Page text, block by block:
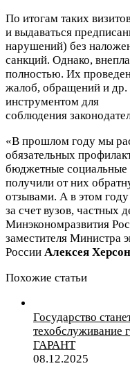
По итогам таких
и выдаваться
нарушений) без
санкций. Однако,
полностью. Их
жалоб, обращений и
инструментом для
соблюдения
«В прошлом году мы
обязательных
бюджетные социальные
получили от них
отзывами. А в этом
за счет вузов, частных
Минэкономразвития
заместителя Министра
России Алексея
Похожие статьи
Государство
техобслуживание
ГАРАНТ
08.12.2025